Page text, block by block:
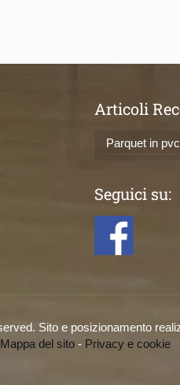
Articoli
Parquet in pvc
Seguici su:
Sito e posizionamento
Mappa del sito- Privacy e cookie